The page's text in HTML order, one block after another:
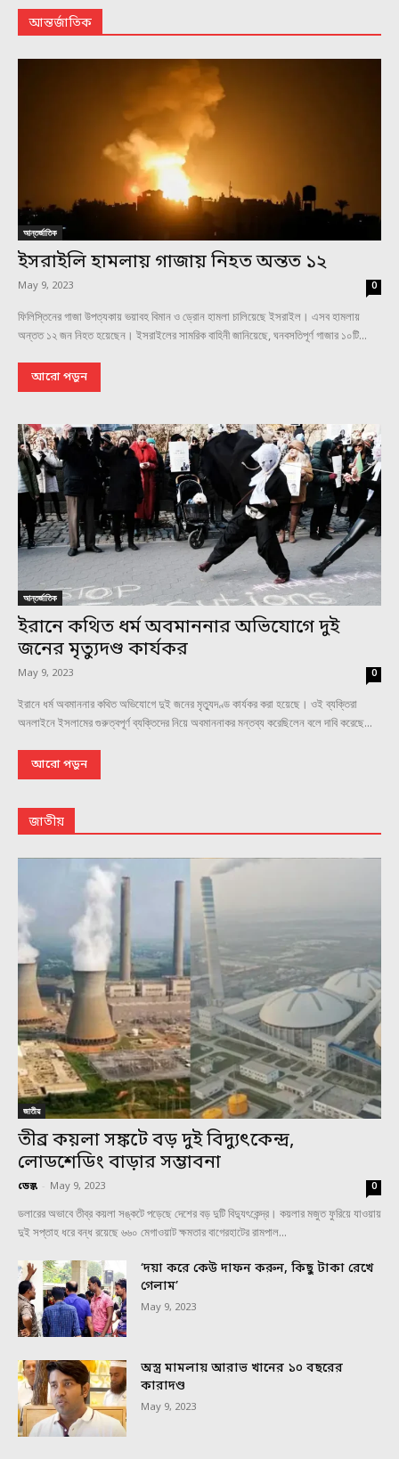
আন্তর্জাতিক
আন্তর্জাতিক
ইসরাইলি হামলায় গাজায় নিহত অন্তত ১২
May 9, 2023 0
ফিলিস্তিনের গাজা উপত্যকায় ভয়াবহ বিমান ও ড্রোন হামলা চালিয়েছে ইসরাইল। এসব হামলায়
অন্তত ১২ জন নিহত হয়েছেন। ইসরাইলের সামরিক বাহিনী জানিয়েছে, ঘনবসতিপূর্ণ গাজার ১০টি...
আরো পড়ুন
আন্তর্জাতিক
ইরানে কথিত ধর্ম অবমাননার অভিযোগে দুই
জনের মৃত্যুদণ্ড কার্যকর
May 9, 2023 0
ইরানে ধর্ম অবমাননার কথিত অভিযোগে দুই জনের মৃত্যুদণ্ড কার্যকর করা হয়েছে। ওই ব্যক্তিরা
অনলাইনে ইসলামের গুরুত্বপূর্ণ ব্যক্তিদের নিয়ে অবমাননাকর মন্তব্য করেছিলেন বলে দাবি করেছে...
আরো পড়ুন
জাতীয়
জাতীয়
তীব্র কয়লা সঙ্কটে বড় দুই বিদ্যুৎকেন্দ্র,
লোডশেডিং বাড়ার সম্ভাবনা
ডেস্ক - May 9, 2023 0
ডলারের অভাবে তীব্র কয়লা সঙ্কটে পড়েছে দেশের বড় দুটি বিদ্যুৎকেন্দ্র। কয়লার মজুত ফুরিয়ে যাওয়ায়
দুই সপ্তাহ ধরে বন্ধ রয়েছে ৬৬০ মেগাওয়াট ক্ষমতার বাগেরহাটের রামপাল...
‘দয়া করে কেউ দাফন করুন, কিছু টাকা রেখে
গেলাম’
May 9, 2023
অস্ত্র মামলায় আরাভ খানের ১০ বছরের
কারাদণ্ড
May 9, 2023